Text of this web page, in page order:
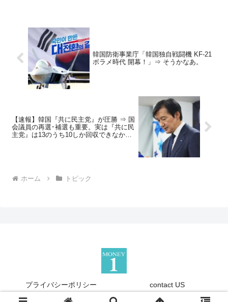
韓国防衛事業庁「韓国独自戦闘機 KF-21
ボラメ時代 開幕！」⇒ そうかなあ。
【速報】韓国『共に民主党』が圧勝 ⇒ 国
会議員の再選･補選も重要。実は『共に民
主党』は13のうち10しか回収できなかっ
ホーム トピック
プライバシーポリシー contact US